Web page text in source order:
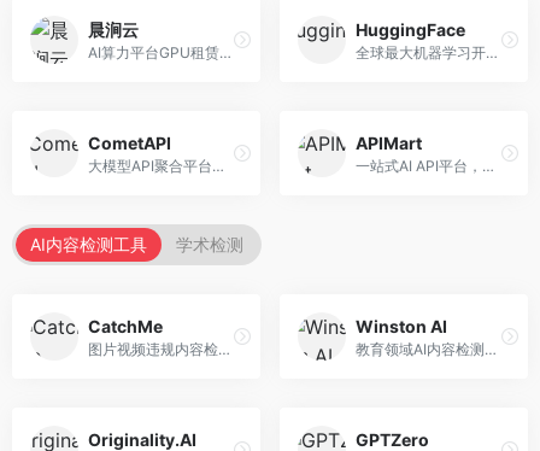
晨涧云
AI算力平台GPU租赁服务，专注于弹性算力。面向开发者和研究者，提供GPU租赁、弹性调度、成本优化等服务，算力灵活。
HuggingFace
全球最大机器学习开源社区，整合模型库与开发工具。面向AI研究者和开发者，提供开源模型、数据集、开发工具等资源，开源生态最完善。
CometAPI
大模型API聚合平台，整合多种AI模型服务。面向开发者，提供统一接口、模型切换、监控分析等服务，API管理便捷。
APIMart
一站式AI API平台，整合多种AI服务。面向开发者，提供模型API、图像处理、语音识别等服务，API种类丰富。
AI内容检测工具 学术检测
CatchMe
图片视频违规内容检测平台，专注于视觉内容安全。面向内容平台，提供图片审核、视频审核、直播监控等服务，视觉检测专业。
Winston AI
教育领域AI内容检测平台，专注于学术诚信。面向教育机构，提供AI内容检测、抄袭检测、报告生成等服务，教育适配性强。
Originality.AI GPTZero